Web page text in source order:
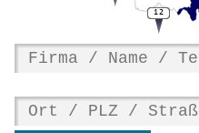
12